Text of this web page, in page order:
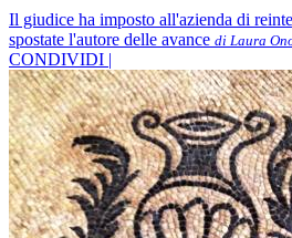
Il giudice ha imposto all'azienda di
spostate l'autore delle avance di Laura
CONDIVIDI |